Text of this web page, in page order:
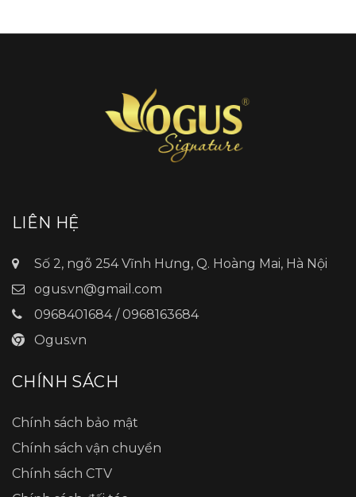
LIÊN HỆ
Số 2, ngõ 254 Vĩnh Hưng, Q. Hoàng Mai, Hà Nội
ogus.vn@gmail.com
0968401684 / 0968163684
Ogus.vn
CHÍNH SÁCH
Chính sách bảo mật
Chính sách vận chuyển
Chính sách CTV